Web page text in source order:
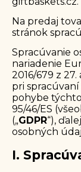
Na predaj
stránok
Spracúvanie
nariadenie
2016/679 z
pri
pohybe
95/46/ES
(„GDPR“),
osobných
I.